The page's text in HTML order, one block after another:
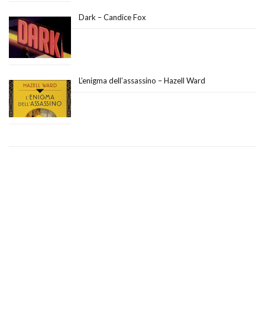
Dark – Candice Fox
L’enigma dell’assassino – Hazell Ward